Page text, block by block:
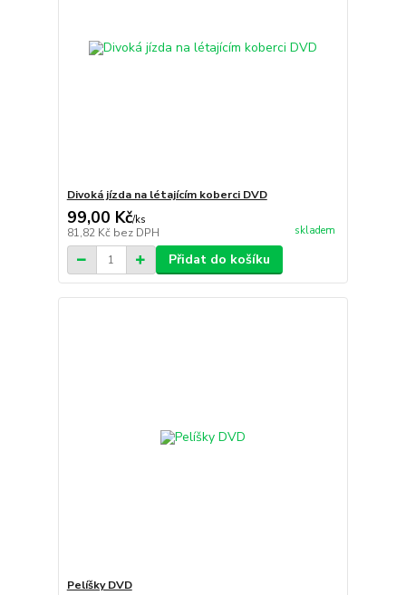
Divoká jízda na létajícím koberci DVD
99,00 Kč/ks
81,82 Kč bez DPH skladem
Přidat do košíku
Pelíšky DVD